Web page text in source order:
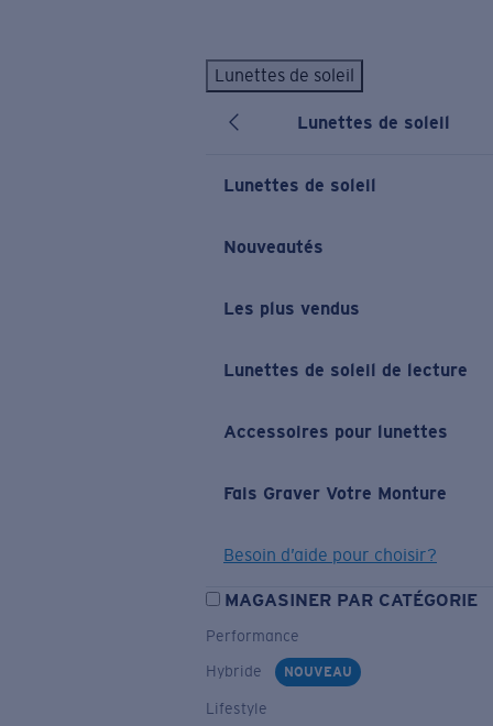
Lunettes de soleil
Lunettes de soleil
Lunettes de soleil
Nouveautés
Les plus vendus
Lunettes de soleil de lecture
Accessoires pour lunettes
Fais Graver Votre Monture
Besoin d’aide pour choisir?
MAGASINER PAR CATÉGORIE
Performance
Hybride
NOUVEAU
Lifestyle
LES PLUS RECHERCHÉS
Lunettes de soleil personnalisées Nouveau